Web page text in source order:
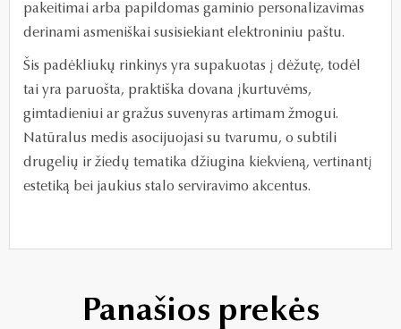
pakeitimai arba papildomas gaminio personalizavimas
derinami asmeniškai susisiekiant elektroniniu paštu.
Šis padėkliukų rinkinys yra supakuotas į dėžutę, todėl
tai yra paruošta, praktiška dovana įkurtuvėms,
gimtadieniui ar gražus suvenyras artimam žmogui.
Natūralus medis asocijuojasi su tvarumu, o subtili
drugelių ir žiedų tematika džiugina kiekvieną, vertinantį
estetiką bei jaukius stalo serviravimo akcentus.
Panašios prekės